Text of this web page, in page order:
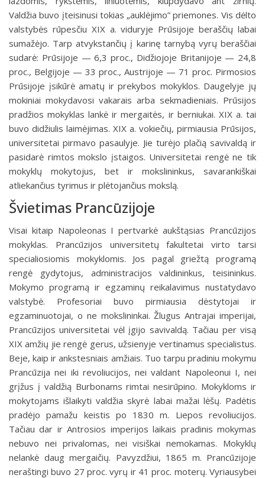
Valdžia buvo įteisinusi tokias „auklėjimo” priemones. Vis dėlto
valstybės rūpesčiu XIX a. viduryje Prūsijoje beraščių labai
sumažėjo. Tarp atvykstančių į karinę tarnybą vyrų beraščiai
sudarė: Prūsijoje — 6,3 proc., Didžiojoje Britanijoje — 24,8
proc., Belgijoje — 33 proc., Austrijoje — 71 proc. Pirmosios
Prūsijoje įsikūrė amatų ir prekybos mokyklos. Daugelyje jų
mokiniai mokydavosi vakarais arba sekmadieniais. Prūsijos
pradžios mokyklas lankė ir mergaitės, ir berniukai. XIX a. tai
buvo didžiulis laimėjimas. XIX a. vokiečių, pirmiausia Prūsijos,
universitetai pirmavo pasaulyje. Jie turėjo plačią savivaldą ir
pasidarė rimtos mokslo įstaigos. Universitetai rengė ne tik
mokyklų mokytojus, bet ir mokslininkus, savarankiškai
atliekančius tyrimus ir plėtojančius mokslą.
Švietimas Prancūzijoje
Visai kitaip Napoleonas I pertvarkė aukštąsias Prancūzijos
mokyklas. Prancūzijos universitetų fakultetai virto tarsi
specialiosiomis mokyklomis. Jos pagal griežtą programą
rengė gydytojus, administracijos valdininkus, teisininkus.
Mokymo programą ir egzaminų reikalavimus nustatydavo
valstybė. Profesoriai buvo pirmiausia dėstytojai ir
egzaminuotojai, o ne mokslininkai. Žlugus Antrajai imperijai,
Prancūzijos universitetai vėl įgijo savivaldą. Tačiau per visą
XIX amžių jie rengė gerus, užsienyje vertinamus specialistus.
Beje, kaip ir ankstesniais amžiais. Tuo tarpu pradiniu mokymu
Prancūzija nei iki revoliucijos, nei valdant Napoleonui I, nei
grįžus į valdžią Burbonams rimtai nesirūpino. Mokykloms ir
mokytojams išlaikyti valdžia skyrė labai mažai lėšų. Padėtis
pradėjo pamažu keistis po 1830 m. Liepos revoliucijos.
Tačiau dar ir Antrosios imperijos laikais pradinis mokymas
nebuvo nei privalomas, nei visiškai nemokamas. Mokyklų
nelankė daug mergaičių. Pavyzdžiui, 1865 m. Prancūzijoje
neraštingi buvo 27 proc. vyrų ir 41 proc. moterų. Vyriausybei